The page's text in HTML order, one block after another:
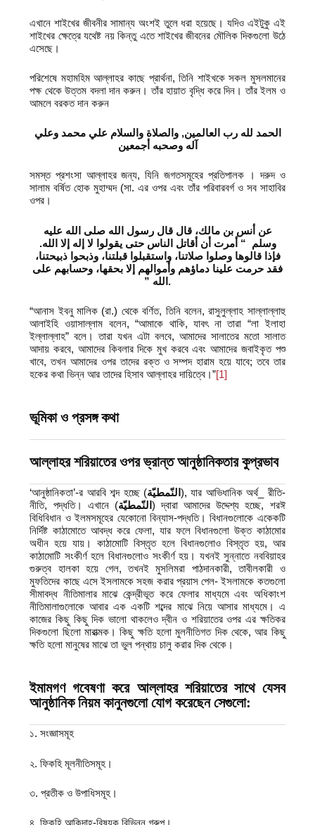
এখানে শাইখের জীবনীর সামান্য অংশই তুলে ধরা হয়েছে। যদিও এইটুকু এই
শাইখের ক্ষেত্রে যথেষ্ট নয় কিন্তু এতে শাইখের জীবনের মৌলিক দিকগুলো উঠে
এসেছে।
পরিশেষে মহামহিম আল্লাহর কাছে প্রার্থনা, তিনি শাইখকে সকল মুসলমানের
পক্ষ থেকে উত্তম বদলা দান করুন। তাঁর হায়াত বৃদ্ধি করে দিন। তাঁর ইলম ও
আমলে বরকত দান করুন
الحمد لله رب العالمين, والصلاة والسلام علي محمد وعلي
آله وصحبه أجمعين
সমস্ত প্রশংসা আল্লাহর জন্য, যিনি জগতসমূহের প্রতিপালক । দরুদ ও
সালাম বর্ষিত হোক মুহাম্মদ (সা. এর ওপর এবং তাঁর পরিবারবর্গ ও সব সাহাবির
ওপর।
عن أنس بن مالك، قال قال رسول الله صلى الله عليه
وسلم ‏ “‏ أمرت أن أقاتل الناس حتى يقولوا لا إله إلا الله‏.‏
فإذا قالوها وصلوا صلاتنا، واستقبلوا قبلتنا، وذبحوا ذبيحتنا،
فقد حرمت علينا دماؤهم وأموالهم إلا بحقها، وحسابهم على
الله ‏”‏‏ .
“আনাস ইবনু মালিক (রা.) থেকে বর্ণিত, তিনি বলেন, রাসুলুল্লাহ সাল্লাল্লাহু
আলাইহি ওয়াসাল্লাম বলেন, “আমাকে থাকি, যাবৎ না তারা “লা ইলাহা
ইল্লাল্লাহ” বলে। তারা যখন এটা বলবে, আমাদের সালাতের মতো সালাত
আদায় করবে, আমাদের কিবলার দিকে মুখ করবে এবং আমাদের জবাইকৃত পশু
খাবে, তখন আমাদের ওপর তাদের রক্ত ও সম্পদ হারাম হয়ে যাবে; তবে তার
হকের কথা ভিন্ন আর তাদের হিসাব আল্লাহর দায়িত্বে।”[1]
ভূমিকা ও প্রসঙ্গ কথা
আল্লাহর শরিয়াতের ওপর ভ্রান্ত আনুষ্ঠানিকতার কুপ্রভাব
‘আনুষ্ঠানিকতা’-র আরবি শব্দ হচ্ছে (النّمطيّة ), যার আভিধানিক অর্থ_ রীতি-
নীতি, পদ্ধতি। এখানে (النّمطيّة ) দ্বারা আমাদের উদ্দেশ্য হচ্ছে, শরঈ
বিধিবিধান ও ইলমসমূহের যেকোনো বিন্যাস-পদ্ধতি। বিধানগুলোকে একেকটি
নির্দিষ্ট কাঠামোতে আবদ্ধ করে ফেলা, যার ফলে বিধানগুলো উক্ত কাঠামোর
অধীন হয়ে যায়। কাঠামোটি বিস্তৃত হলে বিধানগুলোও বিস্তৃত হয়, আর
কাঠামোটি সংকীর্ণ হলে বিধানগুলোও সংকীর্ণ হয়। যখনই সুন্নাতে নববিয়াহর
গুরুত্ব হালকা হয়ে গেল, তখনই মুসলিমরা পাঠদানকারী, তাবীলকারী ও
মুফতিদের কাছে এসে ইসলামকে সহজ করার প্রয়াস পেল- ইসলামকে কতগুলো
সীমাবদ্ধ নীতিমালার মাঝে কেন্দ্রীভূত করে ফেলার মাধ্যমে এবং অধিকাংশ
নীতিমালাগুলোকে আবার এক একটি শব্দের মাঝে নিয়ে আসার মাধ্যমে। এ
কাজের কিছু কিছু দিক ভালো থাকলেও দ্বীন ও শরিয়াতের ওপর এর ক্ষতিকর
দিকগুলো ছিলো মারাত্মক। কিছু ক্ষতি হলো মুলনীতিগত দিক থেকে, আর কিছু
ক্ষতি হলো মানুষের মাঝে তা ভুল পন্থায় চালু করার দিক থেকে।
ইমামগণ গবেষণা করে আল্লাহর শরিয়াতের সাথে যেসব
আনুষ্ঠানিক নিয়ম কানুনগুলো যোগ করেছেন সেগুলো:
১. সংজ্ঞাসমূহ
২. ফিকহি মূলনীতিসমূহ।
৩. প্রতীক ও উপাধিসমূহ।
৪. ফিকহি আকিদাহ্‌-বিষয়ক বিভিন্ন গ্রুপ।